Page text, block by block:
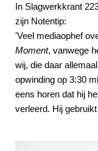
In Slagwerkkrant
zijn Notentip:
'Veel mediaophef
Moment, vanwege
wij, die daar
opwinding op 3:30
eens horen dat hij
verleerd. Hij